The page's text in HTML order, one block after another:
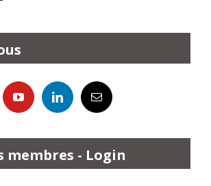
membres - Login